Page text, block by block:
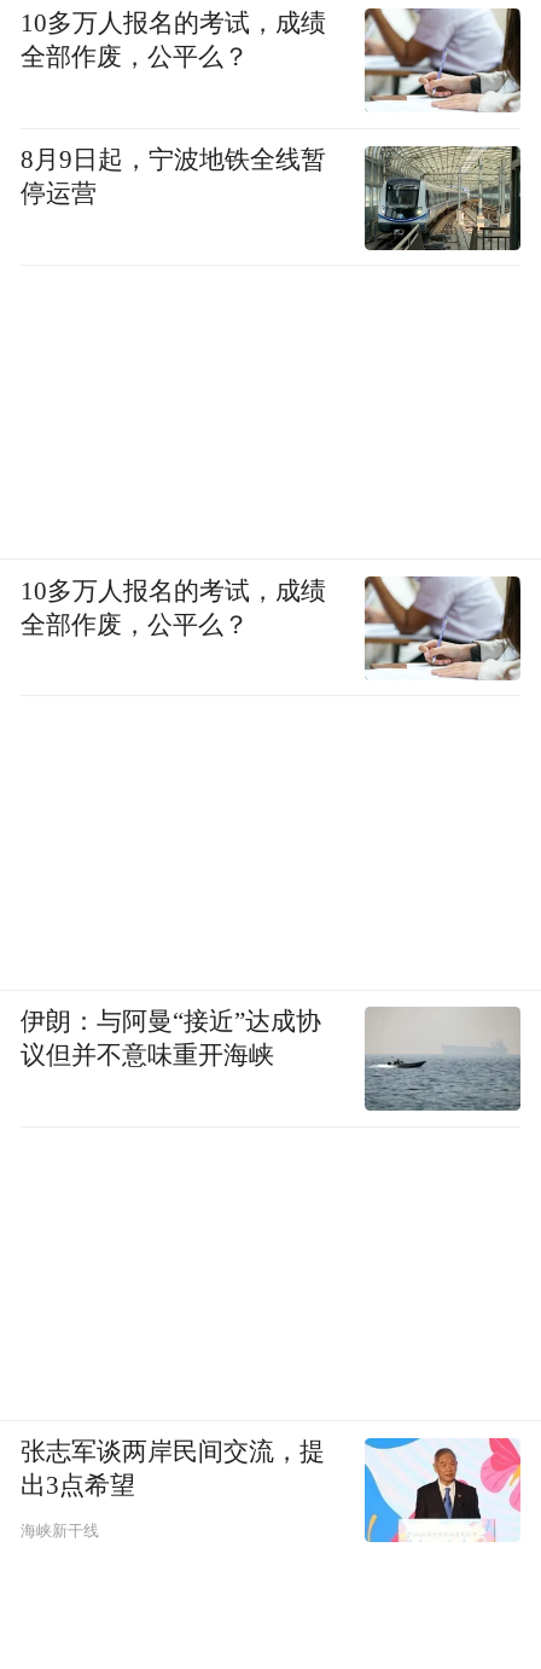
10多万人报名的考试，成绩
全部作废，公平么？
8月9日起，宁波地铁全线暂
停运营
10多万人报名的考试，成绩
全部作废，公平么？
伊朗：与阿曼“接近”达成协
议但并不意味重开海峡
张志军谈两岸民间交流，提
出3点希望
海峡新干线